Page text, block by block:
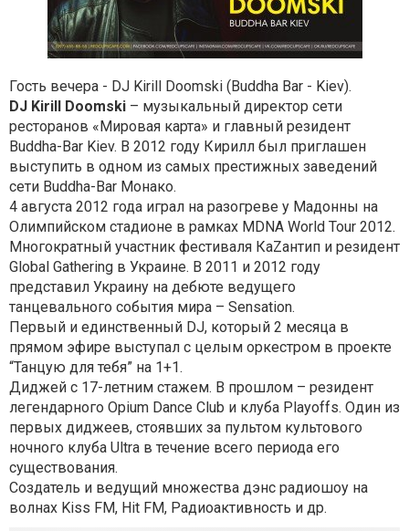
Гость вечера - DJ Kirill Doomski (Buddha Bar - Kiev).
DJ Kirill Doomski – музыкальный директор сети
ресторанов «Мировая карта» и главный резидент
Buddha-Bar Kiev. В 2012 году Кирилл был приглашен
выступить в одном из самых престижных заведений
сети Buddha-Bar Монако.
4 августа 2012 года играл на разогреве у Мадонны на
Олимпийском стадионе в рамках MDNA World Tour 2012.
Многократный участник фестиваля КаZантип и резидент
Global Gathering в Украине. В 2011 и 2012 году
представил Украину на дебюте ведущего
танцевального события мира – Sensation.
Первый и единственный DJ, который 2 месяца в
прямом эфире выступал с целым оркестром в проекте
“Танцую для тебя” на 1+1.
Диджей с 17-летним стажем. В прошлом – резидент
легендарного Opium Dance Club и клуба Playoffs. Один из
первых диджеев, стоявших за пультом культового
ночного клуба Ultra в течение всего периода его
существования.
Создатель и ведущий множества дэнс радиошоу на
волнах Kiss FM, Hit FM, Радиоактивность и др.